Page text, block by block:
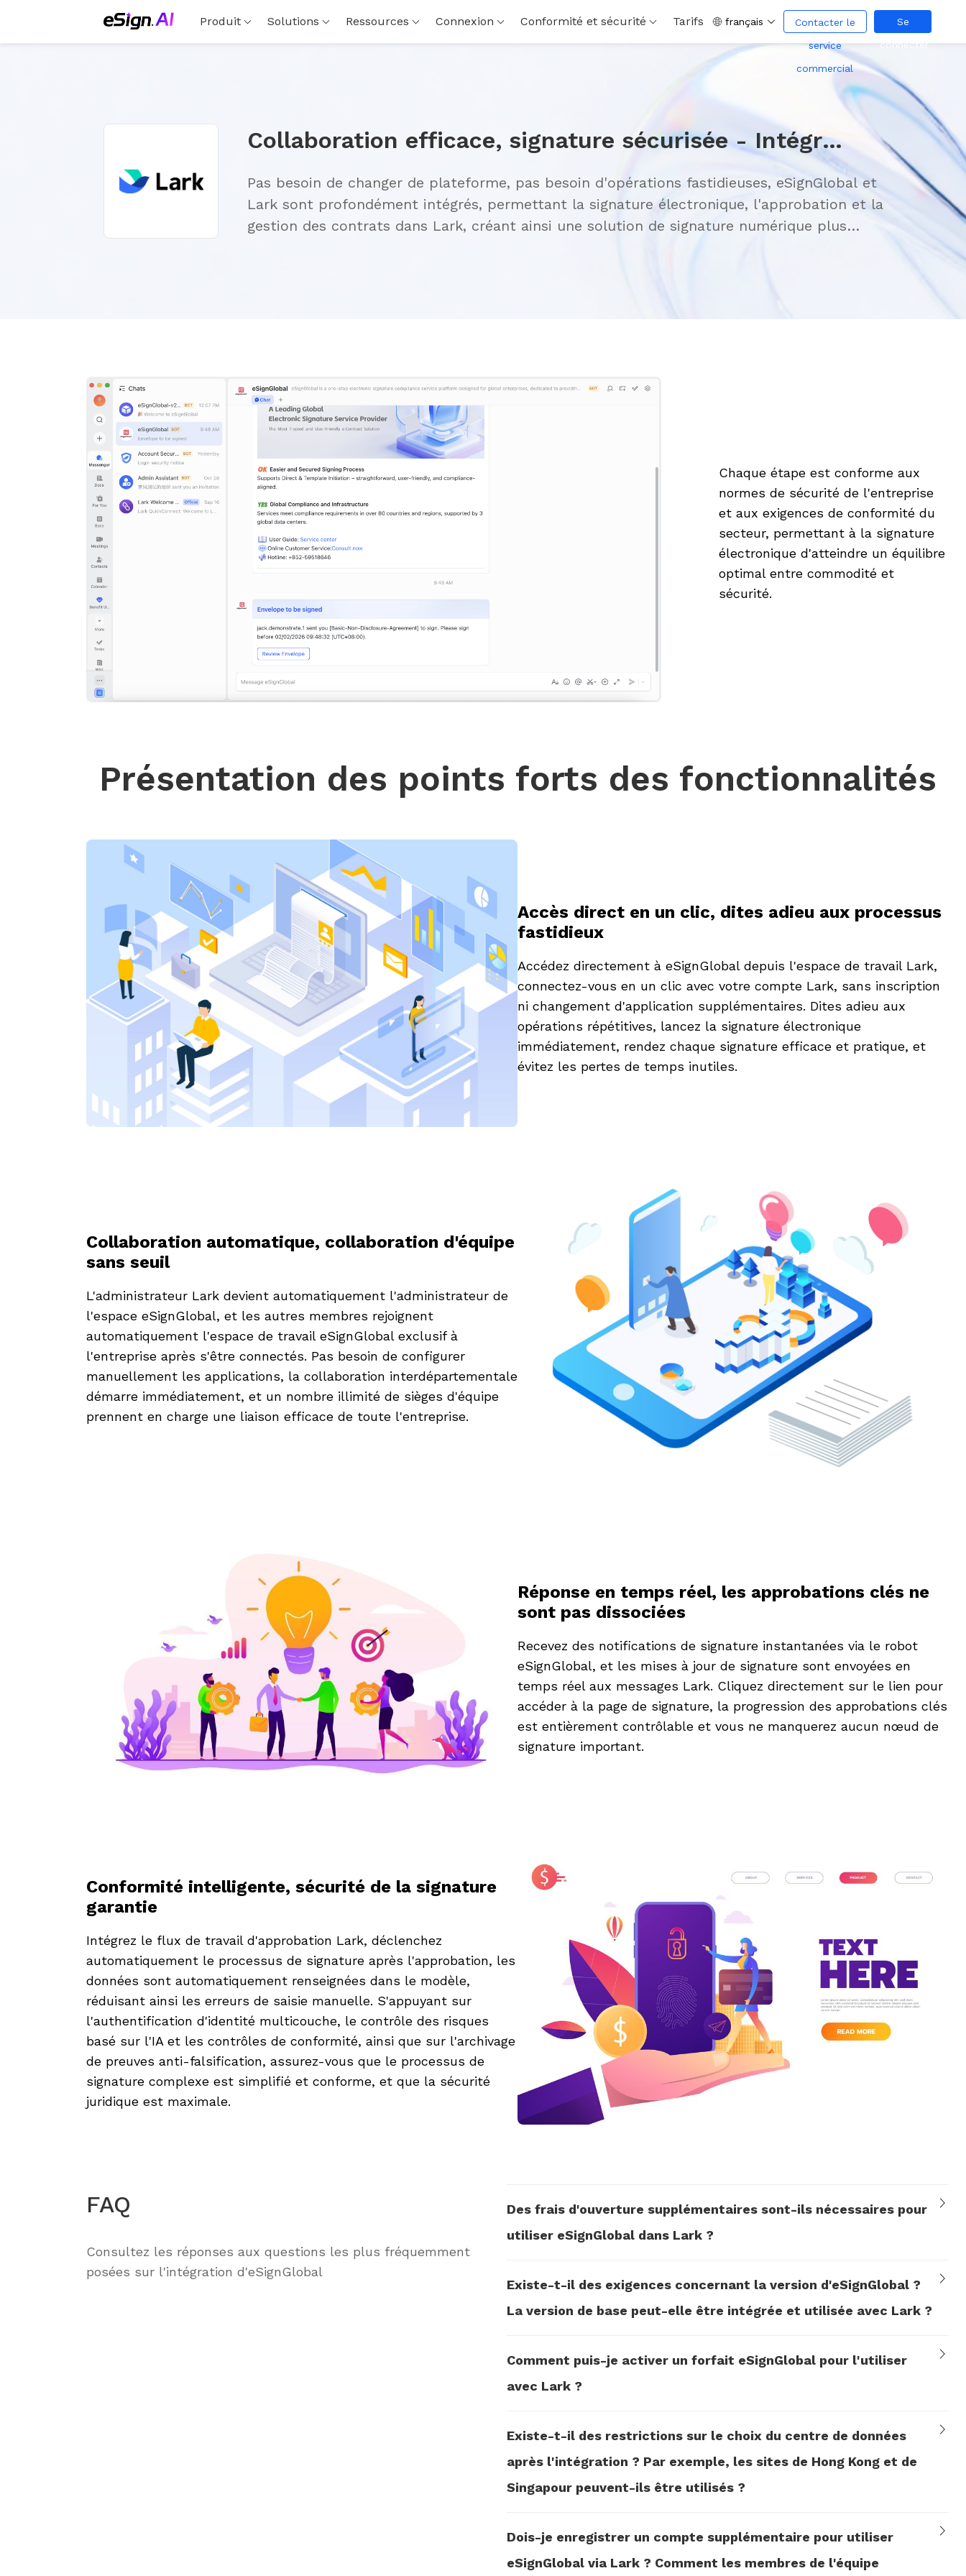
Produit Solutions Ressources Connexion Conformité et sécurité Tarifs français
Contacter le
service
commercial
Se
connecter
Collaboration efficace, signature sécurisée - Intégration transparente d'eSignGlobal avec Lark
Pas besoin de changer de plateforme, pas besoin d'opérations fastidieuses, eSignGlobal et
Lark sont profondément intégrés, permettant la signature électronique, l'approbation et la
gestion des contrats dans Lark, créant ainsi une solution de signature numérique plus
Chaque étape est conforme aux
normes de sécurité de l'entreprise
et aux exigences de conformité du
secteur, permettant à la signature
électronique d'atteindre un équilibre
optimal entre commodité et
sécurité.
Présentation des points forts des fonctionnalités
Accès direct en un clic, dites adieu aux processus
fastidieux
Accédez directement à eSignGlobal depuis l'espace de travail Lark,
connectez-vous en un clic avec votre compte Lark, sans inscription
ni changement d'application supplémentaires. Dites adieu aux
opérations répétitives, lancez la signature électronique
immédiatement, rendez chaque signature efficace et pratique, et
évitez les pertes de temps inutiles.
Collaboration automatique, collaboration d'équipe
sans seuil
L'administrateur Lark devient automatiquement l'administrateur de
l'espace eSignGlobal, et les autres membres rejoignent
automatiquement l'espace de travail eSignGlobal exclusif à
l'entreprise après s'être connectés. Pas besoin de configurer
manuellement les applications, la collaboration interdépartementale
démarre immédiatement, et un nombre illimité de sièges d'équipe
prennent en charge une liaison efficace de toute l'entreprise.
Réponse en temps réel, les approbations clés ne
sont pas dissociées
Recevez des notifications de signature instantanées via le robot
eSignGlobal, et les mises à jour de signature sont envoyées en
temps réel aux messages Lark. Cliquez directement sur le lien pour
accéder à la page de signature, la progression des approbations clés
est entièrement contrôlable et vous ne manquerez aucun nœud de
signature important.
Conformité intelligente, sécurité de la signature
garantie
Intégrez le flux de travail d'approbation Lark, déclenchez
automatiquement le processus de signature après l'approbation, les
données sont automatiquement renseignées dans le modèle,
réduisant ainsi les erreurs de saisie manuelle. S'appuyant sur
l'authentification d'identité multicouche, le contrôle des risques
basé sur l'IA et les contrôles de conformité, ainsi que sur l'archivage
de preuves anti-falsification, assurez-vous que le processus de
signature complexe est simplifié et conforme, et que la sécurité
juridique est maximale.
FAQ
Consultez les réponses aux questions les plus fréquemment
posées sur l'intégration d'eSignGlobal
Des frais d'ouverture supplémentaires sont-ils nécessaires pour
utiliser eSignGlobal dans Lark ?
Existe-t-il des exigences concernant la version d'eSignGlobal ?
La version de base peut-elle être intégrée et utilisée avec Lark ?
Comment puis-je activer un forfait eSignGlobal pour l'utiliser
avec Lark ?
Existe-t-il des restrictions sur le choix du centre de données
après l'intégration ? Par exemple, les sites de Hong Kong et de
Singapour peuvent-ils être utilisés ?
Dois-je enregistrer un compte supplémentaire pour utiliser
eSignGlobal via Lark ? Comment les membres de l'équipe